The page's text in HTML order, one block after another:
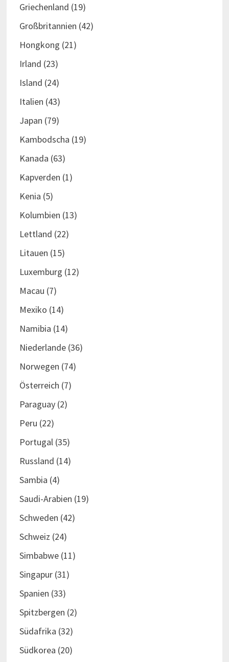
Griechenland (19)
Großbritannien (42)
Hongkong (21)
Irland (23)
Island (24)
Italien (43)
Japan (79)
Kambodscha (19)
Kanada (63)
Kapverden (1)
Kenia (5)
Kolumbien (13)
Lettland (22)
Litauen (15)
Luxemburg (12)
Macau (7)
Mexiko (14)
Namibia (14)
Niederlande(36)
Norwegen (74)
Österreich (7)
Paraguay(2)
Peru (22)
Portugal(35)
Russland (14)
Sambia (4)
Saudi-Arabien (19)
Schweden (42)
Schweiz (24)
Simbabwe(11)
Singapur(31)
Spanien (33)
Spitzbergen (2)
Südafrika (32)
Südkorea (20)